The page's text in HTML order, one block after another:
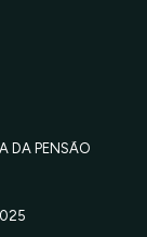
DA PENSÃO